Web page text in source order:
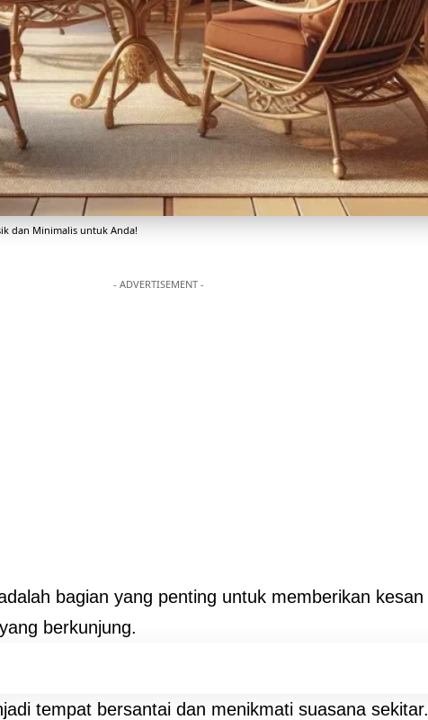
dan Minimalis untuk Anda!
- ADVERTISEMENT -
bagian yang penting untuk memberikan kesan
berkunjung.
tempat bersantai dan menikmati suasana sekitar.